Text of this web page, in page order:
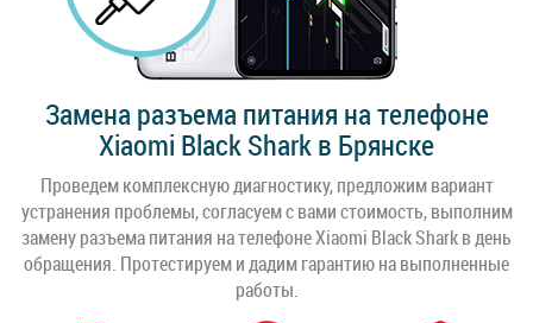
Замена разъема питания на телефоне
Xiaomi Black Shark в Брянске
Проведем комплексную диагностику, предложим вариант
устранения проблемы, согласуем с вами стоимость, выполним
замену разъема питания на телефоне Xiaomi Black Shark в день
обращения. Протестируем и дадим гарантию на выполненные
работы.